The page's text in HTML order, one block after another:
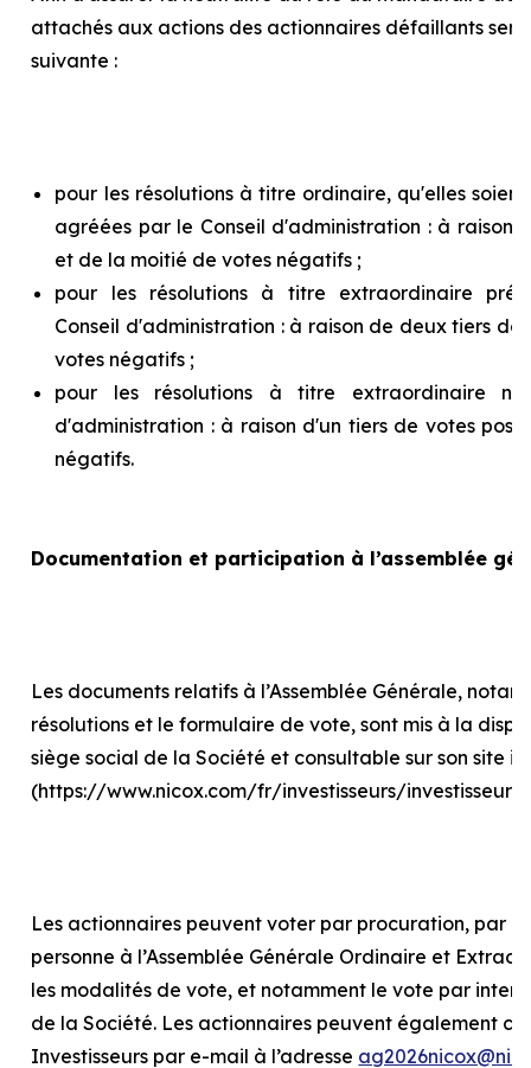
attachés aux actions des actionnaires défaillants
suivante :
pour les résolutions à titre ordinaire, qu'elles
agréées par le Conseil d'administration : à raison
et de la moitié de votes négatifs ;
pour les résolutions à titre extraordinaire
Conseil d'administration : à raison de deux tiers
votes négatifs ;
pour les résolutions à titre extraordinaire
d'administration : à raison d'un tiers de votes
négatifs.
Documentation et participation à l’assemblée
Les documents relatifs à l’Assemblée Générale,
résolutions et le formulaire de vote, sont mis à la
siège social de la Société et consultable sur son site
(https://www.nicox.com/fr/investisseurs/
Les actionnaires peuvent voter par procuration, par
personne à l’Assemblée Générale Ordinaire et
les modalités de vote, et notamment le vote par
de la Société. Les actionnaires peuvent également
Investisseurs par e-mail à l’adresse